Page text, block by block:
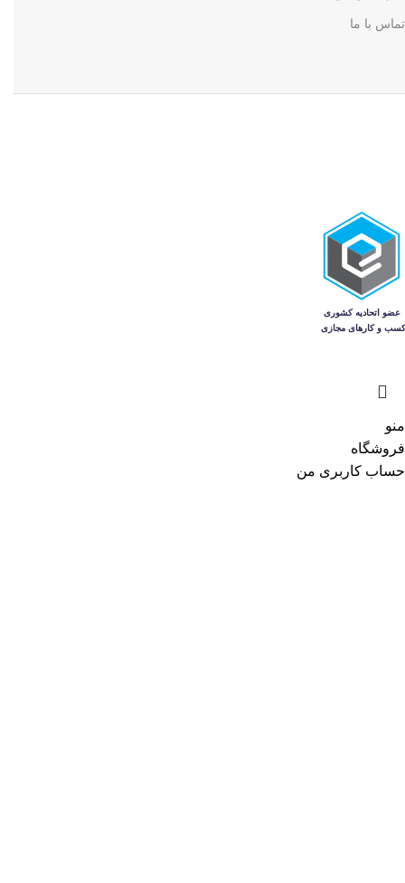
تماس با ما
منو
فروشگاه
حساب کاربری من